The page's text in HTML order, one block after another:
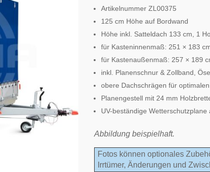
Artikelnummer ZL00375
125 cm Höhe auf Bordwand
Höhe inkl. Satteldach 133 cm, 1
für Kasteninnenmaß: 251 × 183
für Kastenaußenmaß: 257 × 189
inkl. Planenschnur & Zollband,
obere Dachschrägen für
Planengestell mit 24 mm
UV-beständige Wetterschutzplane
Abbildung beispielhaft.
Fotos können optionales
Irrtümer, Änderungen und